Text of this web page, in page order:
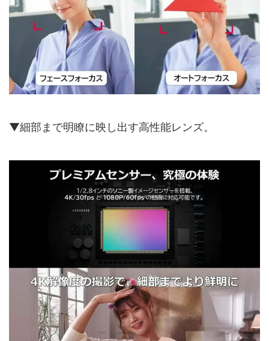
▼細部まで明瞭に映し出す高性能レンズ。